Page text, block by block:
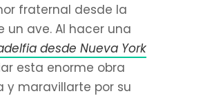
fraternal desde la
un ave. Al hacer una
desde Nueva York
esta enorme obra
y maravillarte por su